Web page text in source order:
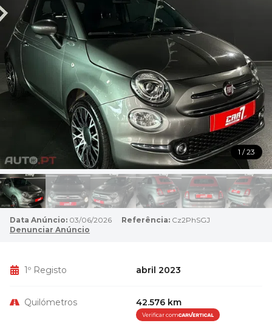
1 / 23
Data Anúncio: 03/06/2026 Referência: Cz2PhSGJ
Denunciar Anúncio
1º Registo abril 2023
Quilómetros 42.576 km
Verificar com